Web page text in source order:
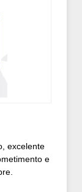
excelente
e